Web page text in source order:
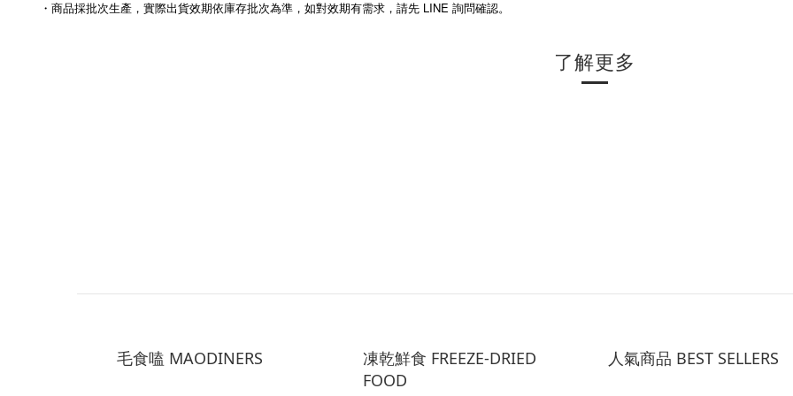
・商品採批次生產，實際出貨效期依庫存批次為準，如對效期有需求，請先 LINE 詢問確認。
了解更多
毛食嗑 MAODINERS
凍乾鮮食 FREEZE-DRIED
FOOD
人氣商品 BEST SELLERS